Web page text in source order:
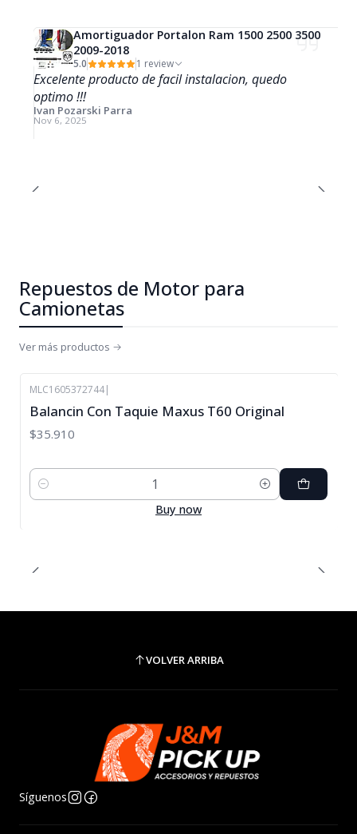
Amortiguador Portalon Ram 1500 2500 3500
2009-2018
5.0 1 review
Excelente producto de facil instalacion, quedo
optimo !!!
Ivan Pozarski Parra
Nov 6, 2025
Repuestos de Motor para
Camionetas
Ver más productos
MLC1605372744|
Balancin Con Taquie Maxus T60 Original
$35.910
Cantidad
Buy now
VOLVER ARRIBA
Síguenos